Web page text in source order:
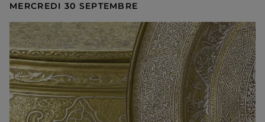
MERCREDI 30 SEPTEMBRE